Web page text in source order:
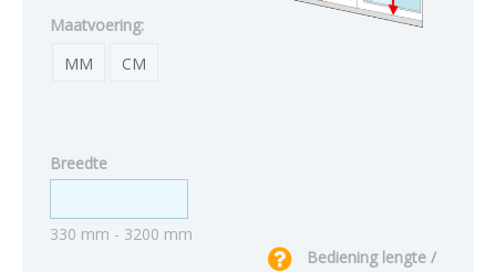
Maatvoering:
MM
CM
Breedte
330 mm - 3200 mm
Bediening lengte /